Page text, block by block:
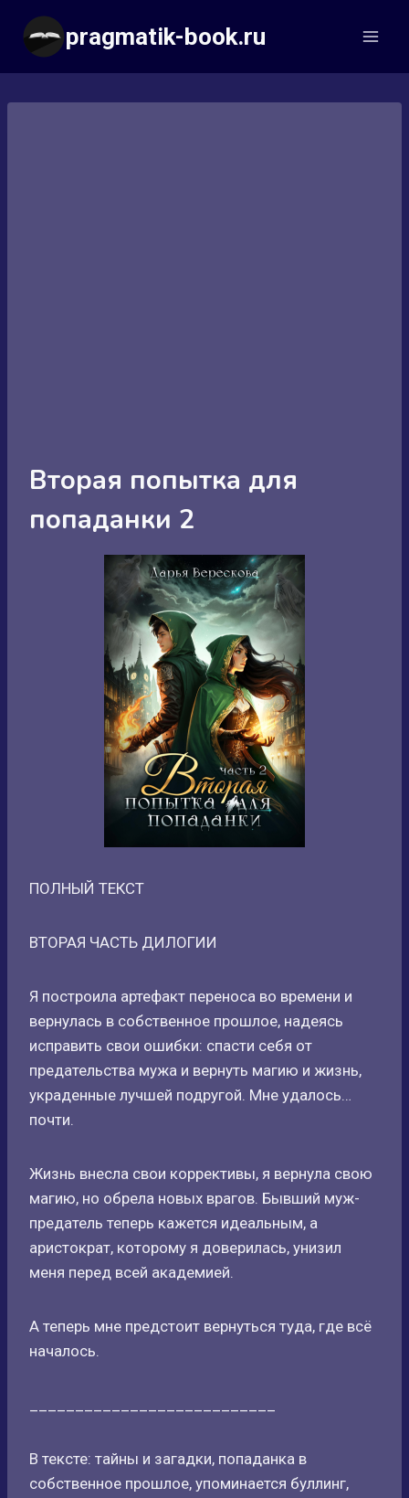
Перейти
содержимому
pragmatik-book.ru
Вторая попытка для
попаданки 2
ПОЛНЫЙ ТЕКСТ
ВТОРАЯ ЧАСТЬ ДИЛОГИИ
Я построила артефакт переноса во времени и
вернулась в собственное прошлое, надеясь
исправить свои ошибки: спасти себя от
предательства мужа и вернуть магию и жизнь,
украденные лучшей подругой. Мне удалось…
почти.
Жизнь внесла свои коррективы, я вернула свою
магию, но обрела новых врагов. Бывший муж-
предатель теперь кажется идеальным, а
аристократ, которому я доверилась, унизил
меня перед всей академией.
А теперь мне предстоит вернуться туда, где всё
началось.
В тексте: тайны и загадки, попаданка в
собственное прошлое, упоминается буллинг,